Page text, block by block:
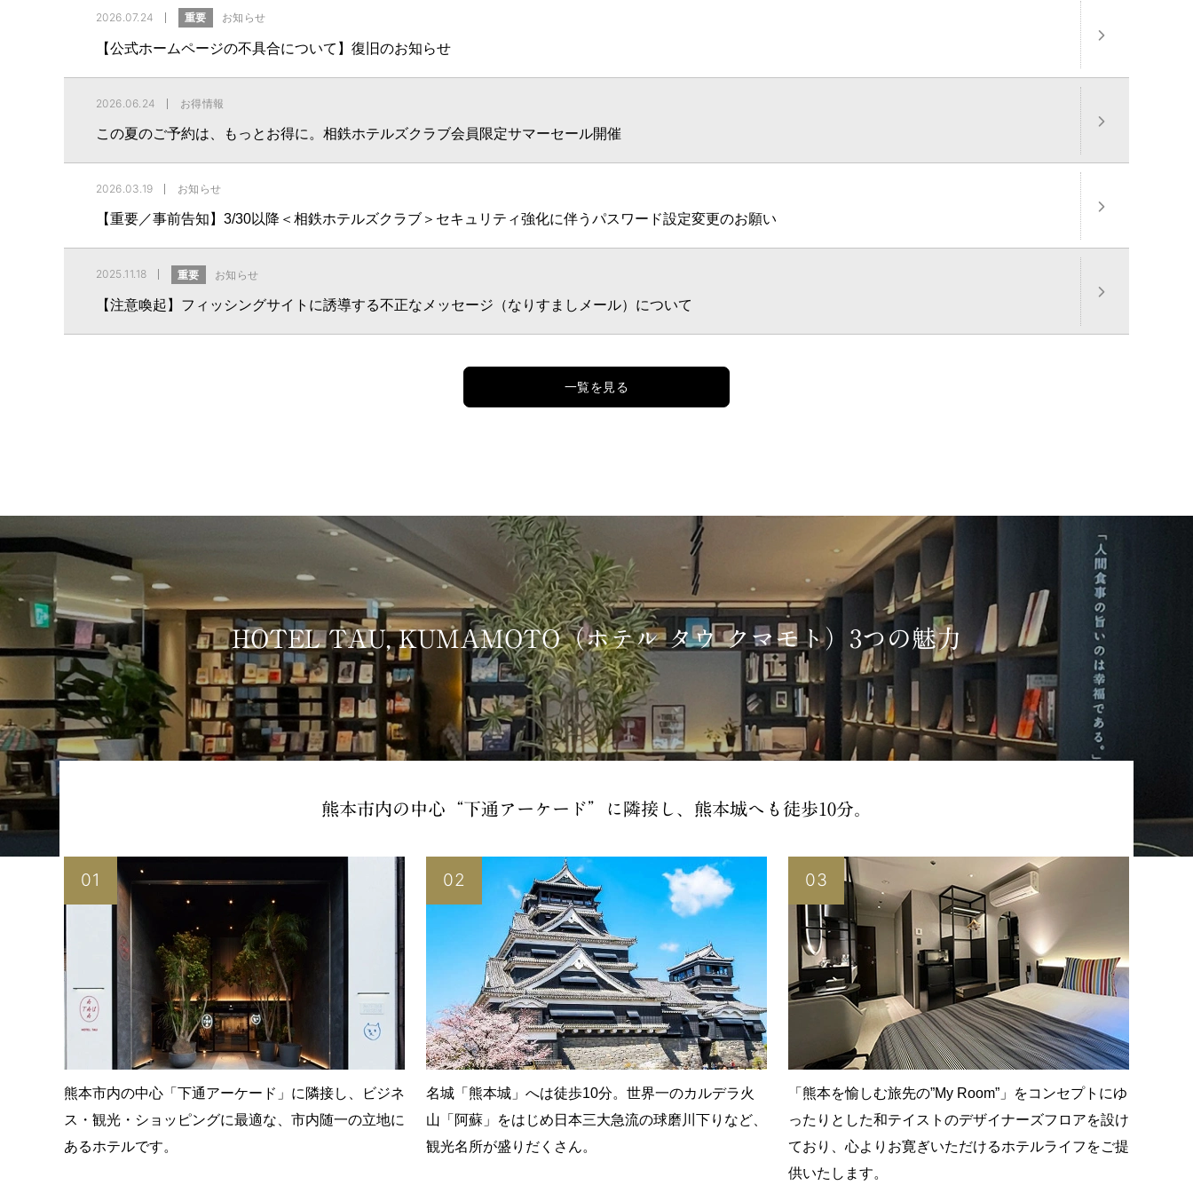
2026.07.24 重要 お知らせ
【公式ホームページの不具合について】復旧のお知らせ
2026.06.24 お得情報
この夏のご予約は、もっとお得に。相鉄ホテルズクラブ会員限定サマーセール開催
2026.03.19 お知らせ
【重要／事前告知】3/30以降＜相鉄ホテルズクラブ＞セキュリティ強化に伴うパスワード設定変更のお願い
2025.11.18 重要 お知らせ
【注意喚起】フィッシングサイトに誘導する不正なメッセージ（なりすましメール）について
一覧を見る
HOTEL TAU, KUMAMOTO（ホテル タウ クマモト）3つの魅力
熊本市内の中心“下通アーケード”に隣接し、熊本城へも徒歩10分。
01
熊本市内の中心「下通アーケード」に隣接し、ビジネ
ス・観光・ショッピングに最適な、市内随一の立地に
あるホテルです。
02
名城「熊本城」へは徒歩10分。世界一のカルデラ火
山「阿蘇」をはじめ日本三大急流の球磨川下りなど、
観光名所が盛りだくさん。
03
「熊本を愉しむ旅先の”My Room”」をコンセプトにゆ
ったりとした和テイストのデザイナーズフロアを設け
ており、心よりお寛ぎいただけるホテルライフをご提
供いたします。